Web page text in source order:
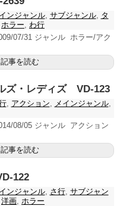
ンジャンル, サブジャンル, タ
ホラー
わ行
07/31 ジャンル ホラー/アク
記事を読む
ズ・レディズ VD-123
, アクション メインジャンル,
08/05 ジャンル アクション
記事を読む
122
ンジャンル, さ行, サブジャン
洋画 ホラー